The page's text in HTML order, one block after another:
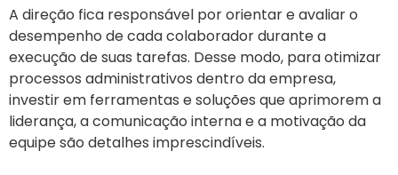
A direção fica responsável por orientar e avaliar o
desempenho de cada colaborador durante a
execução de suas tarefas. Desse modo, para otimizar
processos administrativos dentro da empresa,
investir em ferramentas e soluções que aprimorem a
liderança, a comunicação interna e a motivação da
equipe são detalhes imprescindíveis.